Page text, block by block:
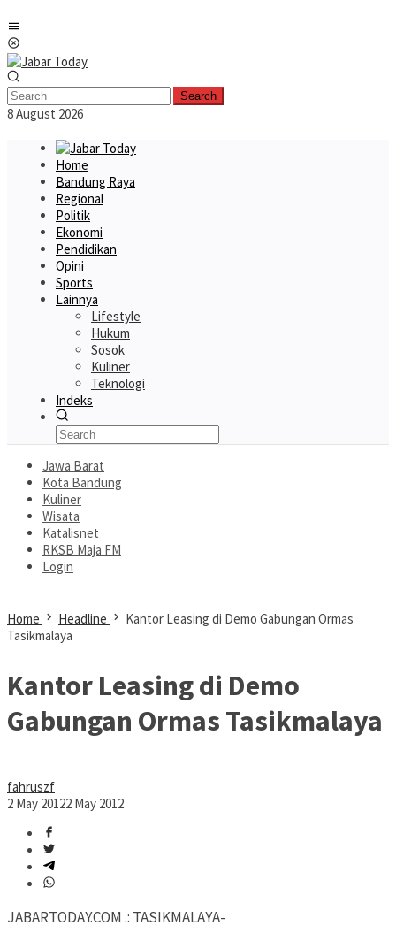
to
content
Search
8 August 2026
Home
Bandung Raya
Regional
Politik
Ekonomi
Pendidikan
Opini
Sports
Lainnya
Lifestyle
Hukum
Sosok
Kuliner
Teknologi
Indeks
Jawa Barat
Kota Bandung
Kuliner
Wisata
Katalisnet
RKSB Maja FM
Login
Home Headline
Kantor Leasing di Demo Gabungan Ormas
Tasikmalaya
Kantor Leasing di Demo
Gabungan Ormas Tasikmalaya
fahruszf
2 May 20122 May 2012
JABARTODAY.COM .: TASIKMALAYA-